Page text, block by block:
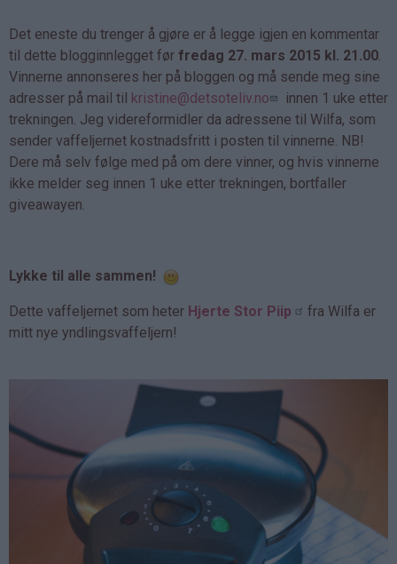
Det eneste du trenger å gjøre er å legge igjen en kommentar
til dette blogginnlegget før fredag 27. mars 2015 kl. 21.00.
Vinnerne annonseres her på bloggen og må sende meg sine
adresser på mail til kristine@detsoteliv.no
innen 1 uke etter
trekningen. Jeg videreformidler da adressene til Wilfa, som
sender vaffeljernet kostnadsfritt i posten til vinnerne. NB!
Dere må selv følge med på om dere vinner, og hvis vinnerne
ikke melder seg innen 1 uke etter trekningen, bortfaller
giveawayen.
Lykke til alle sammen!
Dette vaffeljernet som heter Hjerte Stor Piip
fra Wilfa er
mitt nye yndlingsvaffeljern!